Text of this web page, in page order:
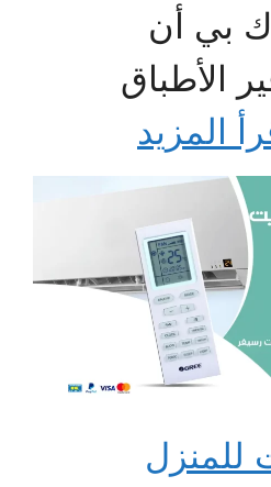
بي أن
الأطباق
المزيد
للمنزل